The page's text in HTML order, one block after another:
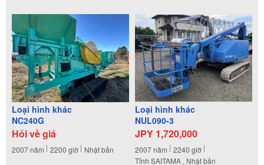
Loại hình khác
NC240G
Hỏi về giá
2007năm 2200 giờ Nhật bản
Loại hình khác
NUL090-3
JPY 1,720,000
2007năm 2240 giờ
Tỉnh SAITAMA , Nhật bản